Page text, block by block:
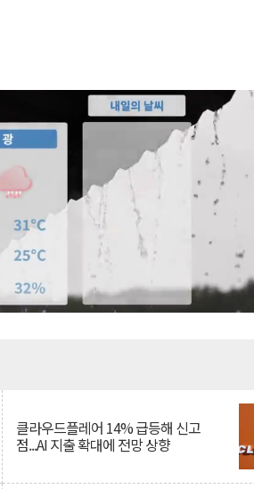
클라우드플레어 14% 급등해 신고
점...AI 지출 확대에 전망 상향